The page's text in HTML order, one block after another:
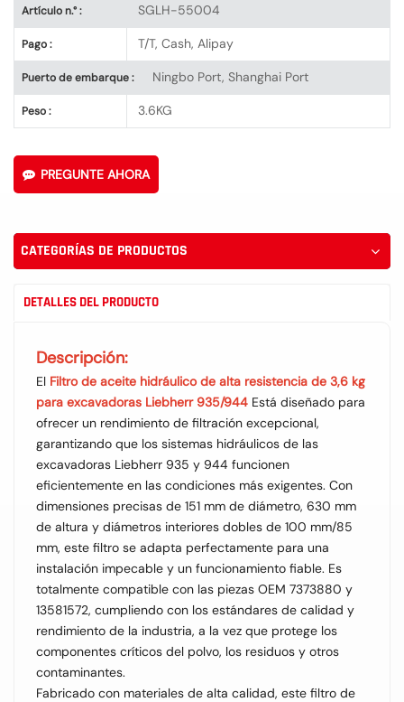
Artículo n.° : SGLH-55004
Pago : T/T, Cash, Alipay
Puerto de embarque : Ningbo Port, Shanghai Port
Peso : 3.6KG
PREGUNTE AHORA
CATEGORÍAS DE PRODUCTOS
DETALLES DEL PRODUCTO
Descripción:
El Filtro de aceite hidráulico de alta resistencia de 3,6 kg
para excavadoras Liebherr 935/944 Está diseñado para
ofrecer un rendimiento de filtración excepcional,
garantizando que los sistemas hidráulicos de las
excavadoras Liebherr 935 y 944 funcionen
eficientemente en las condiciones más exigentes. Con
dimensiones precisas de 151 mm de diámetro, 630 mm
de altura y diámetros interiores dobles de 100 mm/85
mm, este filtro se adapta perfectamente para una
instalación impecable y un funcionamiento fiable. Es
totalmente compatible con las piezas OEM 7373880 y
13581572, cumpliendo con los estándares de calidad y
rendimiento de la industria, a la vez que protege los
componentes críticos del polvo, los residuos y otros
contaminantes.
Fabricado con materiales de alta calidad, este filtro de